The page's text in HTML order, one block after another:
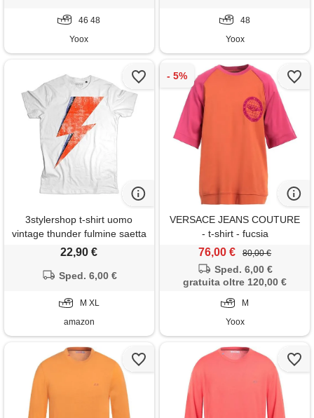
46 48
Yoox
48
Yoox
3stylershop t-shirt uomo
vintage thunder fulmine saetta
rossa rebel make-up - cotone
22,90 €
Sped. 6,00 €
M XL
amazon
VERSACE JEANS COUTURE
- t-shirt - fucsia
76,00 € 80,00 €
Sped. 6,00 €
gratuita oltre 120,00 €
M
Yoox